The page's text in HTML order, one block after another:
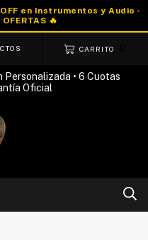
CARRITO
Personalizada • 6 Cuotas
Oficial